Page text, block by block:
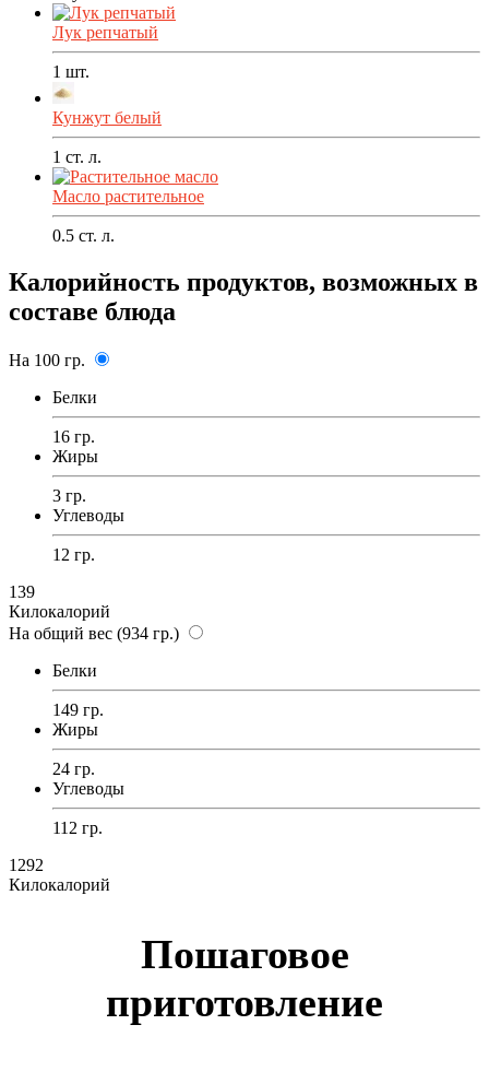
Лук репчатый
1 шт.
Кунжут белый
1 ст. л.
Масло растительное
0.5 ст. л.
Калорийность продуктов, возможных в
составе блюда
На 100 гр.
Белки
16 гр.
Жиры
3 гр.
Углеводы
12 гр.
139
Килокалорий
На общий вес (934 гр.)
Белки
149 гр.
Жиры
24 гр.
Углеводы
112 гр.
1292
Килокалорий
Пошаговое
приготовление